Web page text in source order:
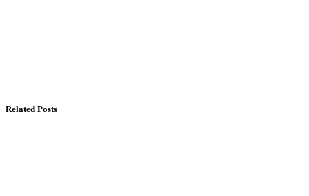
Related Posts